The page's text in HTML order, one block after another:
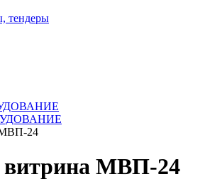
тендеры
МВП-24
витрина МВП-24